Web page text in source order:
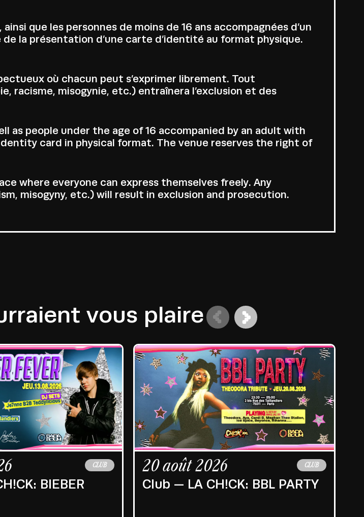
que les personnes de moins de 16 ans accompagnées d’un
la présentation d’une carte d’identité au format physique.
où chacun peut s’exprimer librement. Tout
racisme, misogynie, etc.) entraînera l’exclusion et des
as people under the age of 16 accompanied by an adult with
card in physical format. The venue reserves the right of
where everyone can express themselves freely. Any
misogyny, etc.) will result in exclusion and prosecution.
vous plaire
CLUB
BIEBER
20 août 2026 CLUB
Club — LA CH!CK: BBL PARTY